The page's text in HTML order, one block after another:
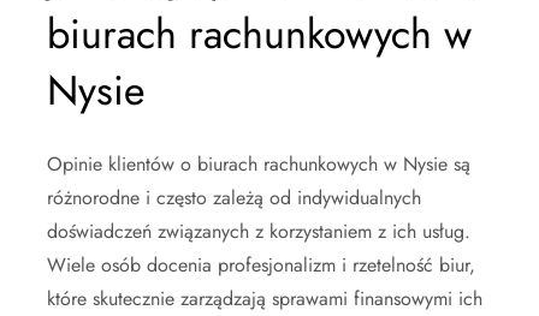
biurach rachunkowych w
Nysie
Opinie klientów o biurach rachunkowych w Nysie są
różnorodne i często zależą od indywidualnych
doświadczeń związanych z korzystaniem z ich usług.
Wiele osób docenia profesjonalizm i rzetelność biur,
które skutecznie zarządzają sprawami finansowymi ich